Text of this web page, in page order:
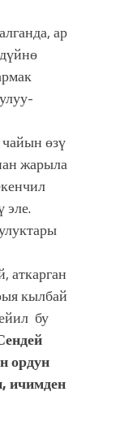
ар
өзү
жарыла
эле.
кылбай
бу
ордун
ичимден